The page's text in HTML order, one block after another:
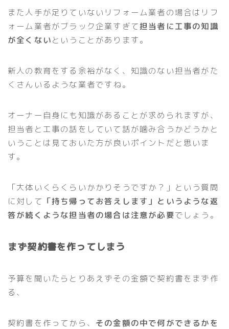
また人手が足りていないリフォーム業者の場合はリフ
ォーム業者がブラック企業すぎて担当者に工事の知識
が全くないということがあります。
新人の教育をする余裕がなく、知識のない担当者がた
くさんいるような業者ですね。
オーナー自身にも知識があることが求められますが、
担当者と工事の話をしていて話が噛み合うかどうかと
いうことは見ておいた方が良いポイントだと思いま
す。
「大体いくらくらいかかりそうですか？」という質問
に対して 「持ち帰ってお答えします」というような返
答が続くような担当者の場合は注意が必要でしょう。
まず契約書を作ってしまう
予算を聞いたらとりあえずその金額で契約書をまず作
る、
契約書を作ってから、 その金額の中で何ができるかを